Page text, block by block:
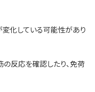
変化している可能性があり
反応を確認したり、免荷